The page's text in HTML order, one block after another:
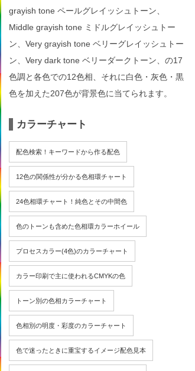
grayish tone ペールグレイッシュトーン、
Middle grayish tone ミドルグレイッシュトー
ン、Very grayish tone ベリーグレイッシュトー
ン、Very dark tone ベリーダークトーン、の17
色調と各色での12色相、それに白色・灰色・黒
色を加えた207色が背景色に当てられます。
カラーチャート
配色検索！キーワードから作る配色
12色の関係性が分かる色相環チャート
24色相環チャート！純色とその中間色
色のトーンも含めた色相環カラーホイール
プロセスカラー(4色)のカラーチャート
カラー印刷で主に使われるCMYKの色
トーン別の色相カラーチャート
色相別の明度・彩度のカラーチャート
色で迷ったときに重宝するイメージ配色見本